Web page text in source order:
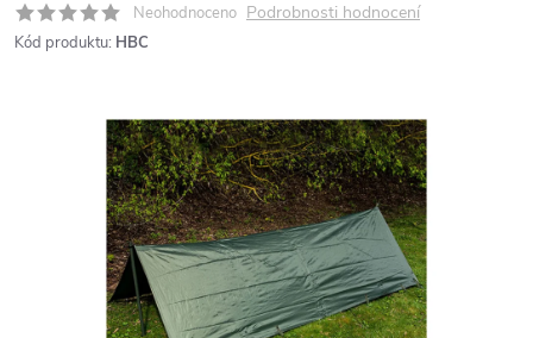
Neohodnoceno Podrobnosti hodnocení
Kód produktu: HBC